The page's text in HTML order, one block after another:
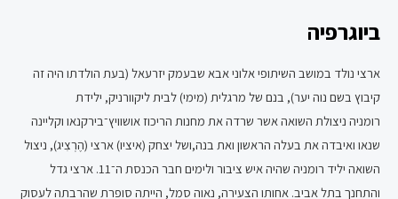
ביוגרפיה
ארצי נולד במושב השיתופי אלוני אבא שבעמק יזרעאל (בעת הולדתו היה זה
קיבוץ בשם נוה יער), בנם של מרגלית (מימי) לבית ליקוורניק, ילידת
רומניה ניצולת השואה אשר שרדה את מחנות הריכוז אושוויץ־בירקנאו וקליינה
שנאו ואיבדה את בעלה הראשון ואת בנה,ושל יצחק (איציו) ארצי (הֶרְצִיג), ניצול
השואה יליד רומניה שהיה איש ציבור ולימים חבר הכנסת ה־11. ארצי גדל
והתחנך בתל אביב. אחותו הצעירה, נאוה סמל, הייתה סופרת שהרבתה לעסוק